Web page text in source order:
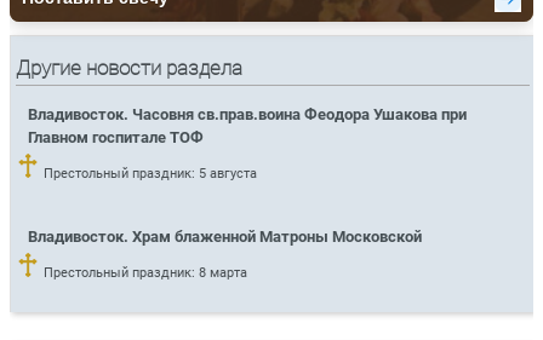
Другие новости раздела
Владивосток. Часовня св.прав.воина Феодора Ушакова при
Главном госпитале ТОФ
Престольный праздник: 5 августа
Владивосток. Храм блаженной Матроны Московской
Престольный праздник: 8 марта